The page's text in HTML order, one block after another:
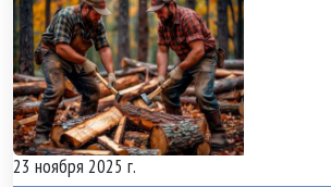
23 ноября 2025 г.